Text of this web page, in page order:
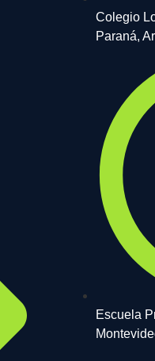
Colegio
Paraná,
Escuela